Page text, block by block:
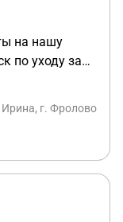
на нашу
по уходу за
отпуск
с
о
уходу,
г. Фролово